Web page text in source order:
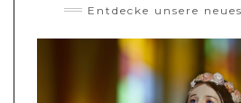
Entdecke unsere